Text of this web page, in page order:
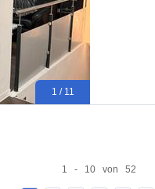
1 / 11
1 - 10 von 52